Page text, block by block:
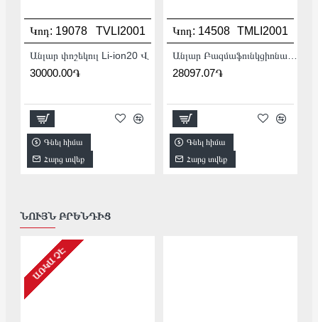
Կոդ: 19078 TVLI2001
Անլար փոշեկուլ Li-ion20 Վ
30000.00֏
Գնել հիմա
Հարց տվեք
Կոդ: 14508 TMLI2001
28097.07֏
Գնել հիմա
Հարց տվեք
ՆՈՒՅՆ ԲՐԵՆԴԻՑ
ԱՌԿԱ ՉԷ